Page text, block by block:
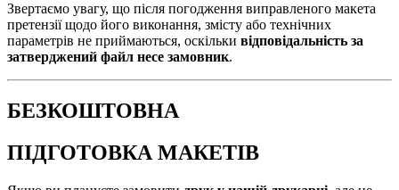
Звертаємо увагу, що після погодження виправленого макета
претензії щодо його виконання, змісту або технічних
параметрів не приймаються, оскільки відповідальність за
затверджений файл несе замовник.
БЕЗКОШТОВНА
ПІДГОТОВКА МАКЕТІВ